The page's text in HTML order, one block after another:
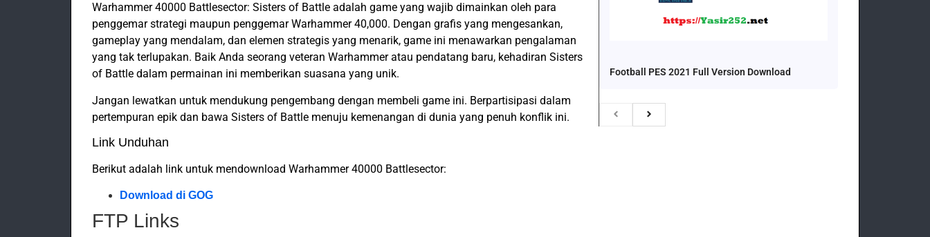
Warhammer 40000 Battlesector: Sisters of Battle adalah game yang wajib dimainkan oleh para
penggemar strategi maupun penggemar Warhammer 40,000. Dengan grafis yang mengesankan,
gameplay yang mendalam, dan elemen strategis yang menarik, game ini menawarkan pengalaman
yang tak terlupakan. Baik Anda seorang veteran Warhammer atau pendatang baru, kehadiran Sisters
of Battle dalam permainan ini memberikan suasana yang unik.
Jangan lewatkan untuk mendukung pengembang dengan membeli game ini. Berpartisipasi dalam
pertempuran epik dan bawa Sisters of Battle menuju kemenangan di dunia yang penuh konflik ini.
Link Unduhan
Berikut adalah link untuk mendownload Warhammer 40000 Battlesector:
Download di GOG
FTP Links
Football PES 2021 Full Version Download